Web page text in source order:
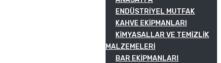
ENDÜSTRIYEL MUTFAK
KAHVE EKIPMANLARI
KIMYASALLAR VE TEMIZLIK
MALZEMELERI
BAR EKIPMANLARI